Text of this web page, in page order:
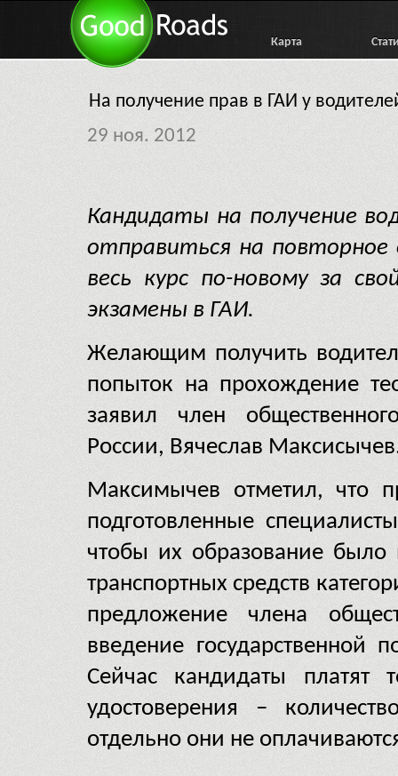
Карта
На получение прав в ГАИ у
29 ноя. 2012
Кандидаты на получение
отправиться на
весь курс по-новому за
экзамены в ГАИ.
Желающим получить
попыток на прохождение
заявил член
России, Вячеслав
Максимычев отметил, что
подготовленные
чтобы их образование
транспортных средств
предложение члена
введение
Сейчас кандидаты платят
удостоверения –
отдельно они не